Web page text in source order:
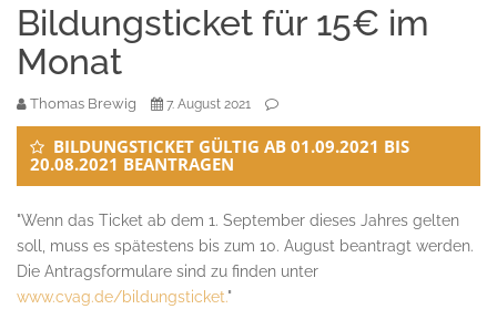
Bildungsticket für 15€ im
Monat
Thomas Brewig 7. August 2021
BILDUNGSTICKET GÜLTIG AB 01.09.2021 BIS
20.08.2021 BEANTRAGEN
"Wenn das Ticket ab dem 1. September dieses Jahres gelten
soll, muss es spätestens bis zum 10. August beantragt werden.
Die Antragsformulare sind zu finden unter
www.cvag.de/bildungsticket."